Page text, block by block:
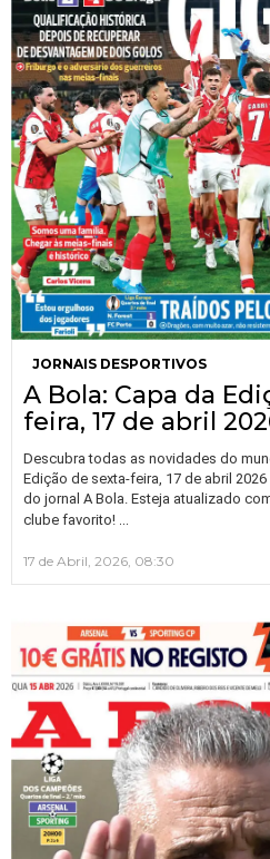
JORNAIS DESPORTIVOS
A Bola: Capa da
feira, 17 de abril
Descubra todas as novidades do
Edição de sexta-feira, 17 de abril 2026
do jornal A Bola. Esteja atualizado
clube favorito!
17 de Abril, 2026, 08:30